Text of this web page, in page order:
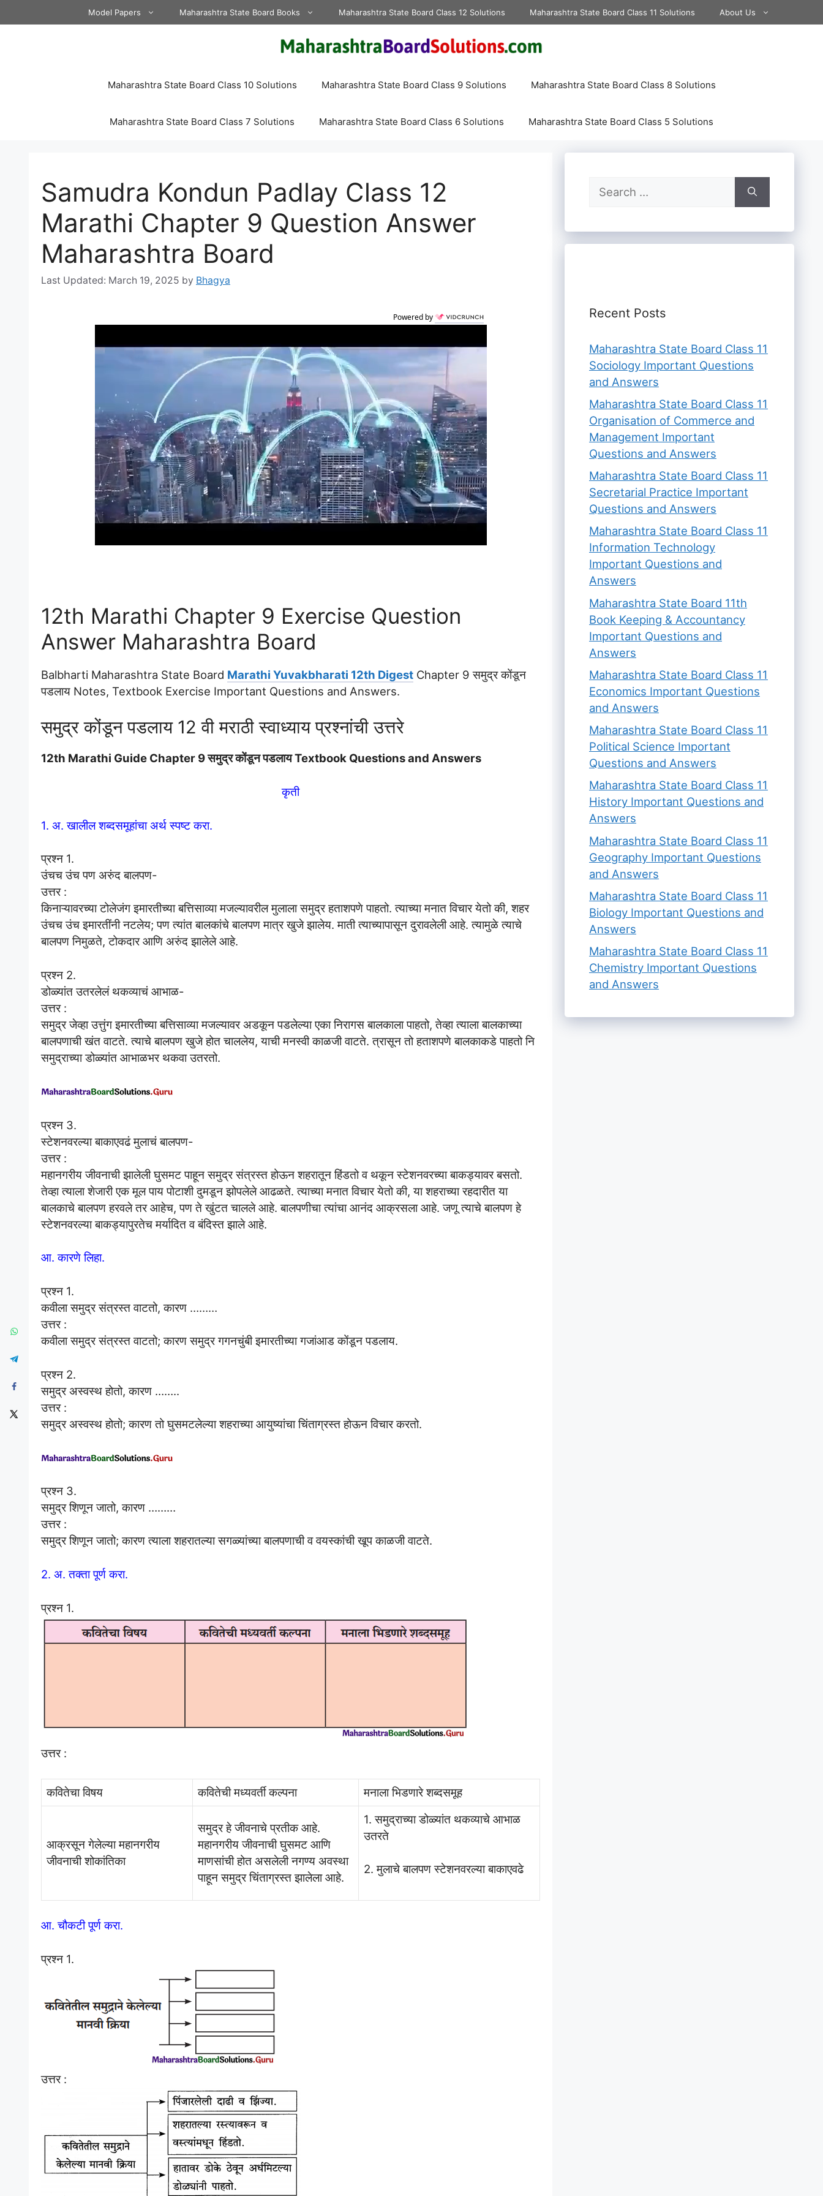
to
Model Papers Maharashtra State Board Books Maharashtra State Board Class 12 Solutions Maharashtra State Board Class 11 Solutions About Us
Maharashtra State Board Class 10 Solutions Maharashtra State Board Class 9 Solutions Maharashtra State Board Class 8 Solutions
Maharashtra State Board Class 7 Solutions Maharashtra State Board Class 6 Solutions Maharashtra State Board Class 5 Solutions
Samudra Kondun Padlay Class 12
Marathi Chapter 9 Question Answer
Maharashtra Board
March 19, 2025 by Bhagya
Powered by
12th Marathi Chapter 9 Exercise Question
Answer Maharashtra Board
Balbharti Maharashtra State Board Marathi Yuvakbharati 12th Digest Chapter 9 समुद्र कोंडून
पडलाय Notes, Textbook Exercise Important Questions and Answers.
समुद्र कोंडून पडलाय 12 वी मराठी स्वाध्याय प्रश्नांची उत्तरे
12th Marathi Guide Chapter 9 समुद्र कोंडून पडलाय Textbook Questions and Answers
कृती
1. अ. खालील शब्दसमूहांचा अर्थ स्पष्ट करा.
प्रश्न 1.
उंचच उंच पण अरुंद बालपण-
उत्तर :
किनाऱ्यावरच्या टोलेजंग इमारतीच्या बत्तिसाव्या मजल्यावरील मुलाला समुद्र हताशपणे पाहतो. त्याच्या मनात विचार येतो की, शहर
उंचच उंच इमारतींनी नटलेय; पण त्यांत बालकांचे बालपण मात्र खुजे झालेय. माती त्याच्यापासून दुरावलेली आहे. त्यामुळे त्याचे
बालपण निमुळते, टोकदार आणि अरुंद झालेले आहे.
प्रश्न 2.
डोळ्यांत उतरलेलं थकव्याचं आभाळ-
उत्तर :
समुद्र जेव्हा उत्तुंग इमारतीच्या बत्तिसाव्या मजल्यावर अडकून पडलेल्या एका निरागस बालकाला पाहतो, तेव्हा त्याला बालकाच्या
बालपणाची खंत वाटते. त्याचे बालपण खुजे होत चाललेय, याची मनस्वी काळजी वाटते. त्रासून तो हताशपणे बालकाकडे पाहतो नि
समुद्राच्या डोळ्यांत आभाळभर थकवा उतरतो.
प्रश्न 3.
स्टेशनवरल्या बाकाएवढं मुलाचं बालपण-
उत्तर :
महानगरीय जीवनाची झालेली घुसमट पाहून समुद्र संत्रस्त होऊन शहरातून हिंडतो व थकून स्टेशनवरच्या बाकड्यावर बसतो.
तेव्हा त्याला शेजारी एक मूल पाय पोटाशी दुमडून झोपलेले आढळते. त्याच्या मनात विचार येतो की, या शहराच्या रहदारीत या
बालकाचे बालपण हरवले तर आहेच, पण ते खुंटत चालले आहे. बालपणीचा त्यांचा आनंद आक्रसला आहे. जणू त्याचे बालपण हे
स्टेशनवरल्या बाकड्यापुरतेच मर्यादित व बंदिस्त झाले आहे.
आ. कारणे लिहा.
प्रश्न 1.
कवीला समुद्र संत्रस्त वाटतो, कारण ………
उत्तर :
कवीला समुद्र संत्रस्त वाटतो; कारण समुद्र गगनचुंबी इमारतीच्या गजांआड कोंडून पडलाय.
प्रश्न 2.
समुद्र अस्वस्थ होतो, कारण ……..
उत्तर :
समुद्र अस्वस्थ होतो; कारण तो घुसमटलेल्या शहराच्या आयुष्यांचा चिंताग्रस्त होऊन विचार करतो.
प्रश्न 3.
समुद्र शिणून जातो, कारण ………
उत्तर :
समुद्र शिणून जातो; कारण त्याला शहरातल्या सगळ्यांच्या बालपणाची व वयस्कांची खूप काळजी वाटते.
2. अ. तक्ता पूर्ण करा.
प्रश्न 1.
उत्तर :
कवितेचा विषय कवितेची मध्यवर्ती कल्पना मनाला भिडणारे शब्दसमूह
आक्रसून गेलेल्या महानगरीय
जीवनाची शोकांतिका
समुद्र हे जीवनाचे प्रतीक आहे.
महानगरीय जीवनाची घुसमट आणि
माणसांची होत असलेली नगण्य अवस्था
पाहून समुद्र चिंताग्रस्त झालेला आहे.
1. समुद्राच्या डोळ्यांत थकव्याचे आभाळ
उतरते
2. मुलाचे बालपण स्टेशनवरल्या बाकाएवढे
आ. चौकटी पूर्ण करा.
प्रश्न 1.
उत्तर :
Search
for:
Recent Posts
Maharashtra State Board Class 11
Sociology Important Questions
and Answers
Maharashtra State Board Class 11
Organisation of Commerce and
Management Important
Questions and Answers
Maharashtra State Board Class 11
Secretarial Practice Important
Questions and Answers
Maharashtra State Board Class 11
Information Technology
Important Questions and
Answers
Maharashtra State Board 11th
Book Keeping & Accountancy
Important Questions and
Answers
Maharashtra State Board Class 11
Economics Important Questions
and Answers
Maharashtra State Board Class 11
Political Science Important
Questions and Answers
Maharashtra State Board Class 11
History Important Questions and
Answers
Maharashtra State Board Class 11
Geography Important Questions
and Answers
Maharashtra State Board Class 11
Biology Important Questions and
Answers
Maharashtra State Board Class 11
Chemistry Important Questions
and Answers